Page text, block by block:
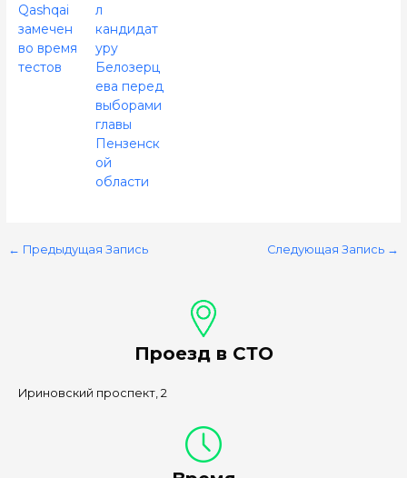
Qashqai
замечен
во время
тестов
л
кандидат
уру
Белозерц
ева перед
выборами
главы
Пензенск
ой
области
← Предыдущая Запись Следующая Запись →
Проезд в СТО
Ириновский проспект, 2